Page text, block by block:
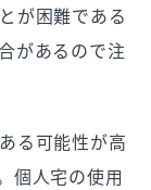
が困難である
があるので注
る可能性が高
個人宅の使用